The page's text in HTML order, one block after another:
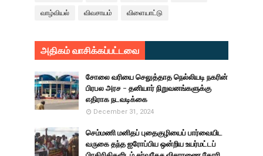
வாழ்வியல் விவசாயம் விளையாட்டு
அதிகம் வாசிக்கப்பட்டவை
சோலை வரியை செலுத்தாத நெல்லியடி நகரின்
பிரபல அரச - தனியார் நிறுவனங்களுக்கு
எதிராக நடவடிக்கை
December 31, 2024
செம்மணி மனிதப் புதைகுழியைப் பார்வையிட
வருகை தந்த ஐரோப்பிய ஒன்றிய உயர்மட்டப்